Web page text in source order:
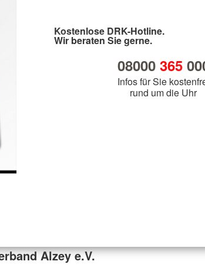
Kostenlose DRK-Hotline.
Wir beraten Sie gerne.
08000 365
Infos für Sie
rund um die Uhr
Alzey e.V.